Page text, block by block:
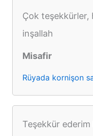
Çok teşekkürler,
inşallah
Misafir
Rüyada kornişon
Teşekkür ederim